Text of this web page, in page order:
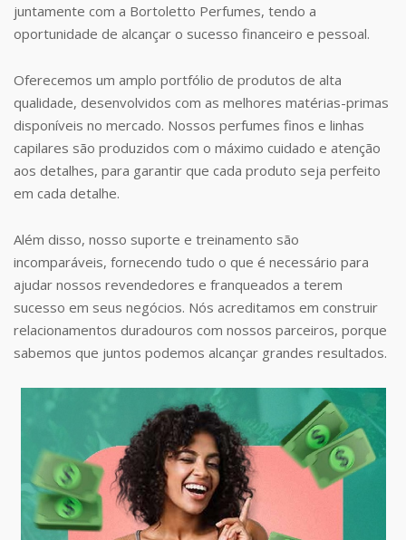
juntamente com a Bortoletto Perfumes, tendo a
oportunidade de alcançar o sucesso financeiro e pessoal.
Oferecemos um amplo portfólio de produtos de alta
qualidade, desenvolvidos com as melhores matérias-primas
disponíveis no mercado. Nossos perfumes finos e linhas
capilares são produzidos com o máximo cuidado e atenção
aos detalhes, para garantir que cada produto seja perfeito
em cada detalhe.
Além disso, nosso suporte e treinamento são
incomparáveis, fornecendo tudo o que é necessário para
ajudar nossos revendedores e franqueados a terem
sucesso em seus negócios. Nós acreditamos em construir
relacionamentos duradouros com nossos parceiros, porque
sabemos que juntos podemos alcançar grandes resultados.